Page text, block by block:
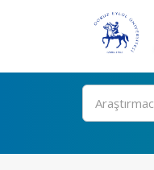
Ara